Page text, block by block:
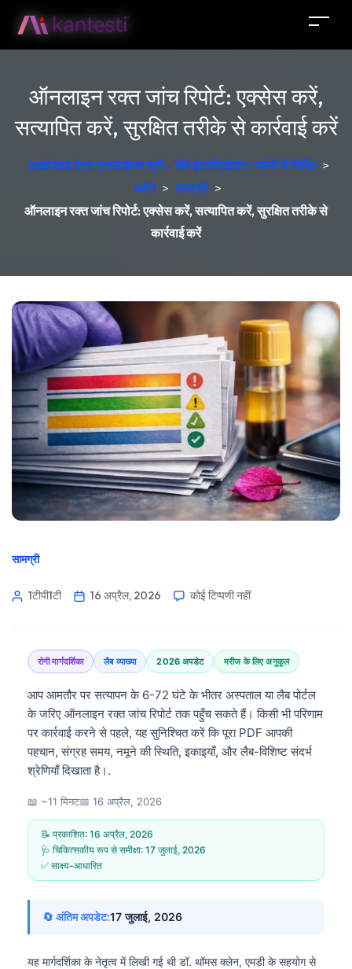
ऑनलाइन रक्त जांच रिपोर्ट: एक्सेस करें,
सत्यापित करें, सुरक्षित तरीके से कार्रवाई करें
एआई ब्लड टेस्ट एनालाइजर फ्री - लैब इंटरप्रिटेशन, जर्मनी में निर्मित >
ब्लॉग > सामग्री >
ऑनलाइन रक्त जांच रिपोर्ट: एक्सेस करें, सत्यापित करें, सुरक्षित तरीके से
कार्रवाई करें
सामग्री
1टीपी1टी 16 अप्रैल, 2026 कोई टिप्पणी नहीं
रोगी मार्गदर्शिका लैब व्याख्या 2026 अपडेट मरीज के लिए अनुकूल
आप आमतौर पर सत्यापन के 6-72 घंटे के भीतर अस्पताल या लैब पोर्टल
के जरिए ऑनलाइन रक्त जांच रिपोर्ट तक पहुँच सकते हैं। किसी भी परिणाम
पर कार्रवाई करने से पहले, यह सुनिश्चित करें कि पूरा PDF आपकी
पहचान, संग्रह समय, नमूने की स्थिति, इकाइयाँ, और लैब-विशिष्ट संदर्भ
श्रेणियाँ दिखाता है।.
📖 ~11 मिनट📅 16 अप्रैल, 2026
📝 प्रकाशित: 16 अप्रैल, 2026
🩺 चिकित्सकीय रूप से समीक्षा: 17 जुलाई, 2026
✅ साक्ष्य-आधारित
🔄 अंतिम अपडेट:17 जुलाई, 2026
यह मार्गदर्शिका के नेतृत्व में लिखी गई थीडॉ. थॉमस क्लेन, एमडीके सहयोग से